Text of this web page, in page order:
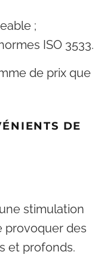
;
ISO 3533.
de prix que
DE
stimulation
provoquer des
et profonds.